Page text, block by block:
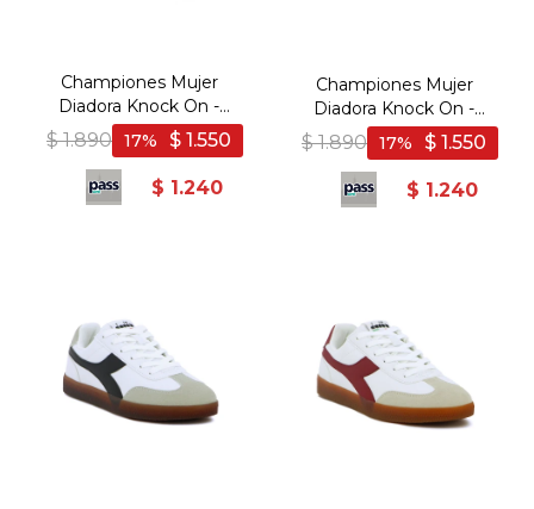
Championes Mujer
Diadora Knock On -
Blanco-Rosado
$ 1.890 $ 1.550
17
$ 1.240
Championes Mujer
Diadora Knock On -
Blanco-Plata
$ 1.890 $ 1.550
17
$ 1.240